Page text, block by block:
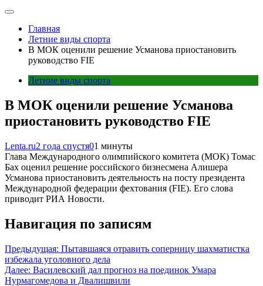
Главная
Летние виды спорта
В МОК оценили решение Усманова приостановить
руководство FIE
Летние виды спорта
В МОК оценили решение Усманова
приостановить руководство FIE
Lenta.ru2 года спустя01 минуты
Глава Международного олимпийского комитета (МОК) Томас
Бах оценил решение российского бизнесмена Алишера
Усманова приостановить деятельность на посту президента
Международной федерации фехтования (FIE). Его слова
приводит РИА Новости.
Навигация по записям
Предыдущая: Пытавшаяся отравить соперницу шахматистка
избежала уголовного дела
Далее: Василевский дал прогноз на поединок Умара
Нурмагомедова и Двалишвили